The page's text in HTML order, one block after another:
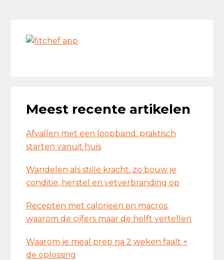
Meest recente artikelen
Afvallen met een loopband: praktisch
starten vanuit huis
Wandelen als stille kracht: zo bouw je
conditie, herstel en vetverbranding op
Recepten met calorieën en macros:
waarom de cijfers maar de helft vertellen
Waarom je meal prep na 2 weken faalt +
de oplossing